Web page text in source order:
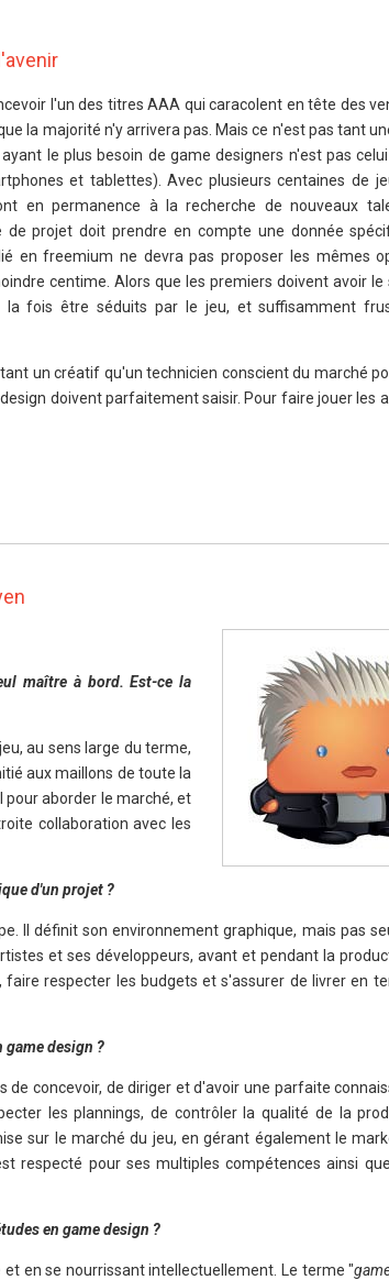
l'un des titres AAA qui caracolent en tête des
la majorité n'y arrivera pas. Mais ce n'est pas tant
le plus besoin de game designers n'est pas
et tablettes). Avec plusieurs centaines de
en permanence à la recherche de nouveaux
projet doit prendre en compte une donnée
en freemium ne devra pas proposer les mêmes
centime. Alors que les premiers doivent avoir
la fois être séduits par le jeu, et suffisamment
un créatif qu'un technicien conscient du marché
doivent parfaitement saisir. Pour faire jouer les
maître à bord. Est-ce la
au sens large du terme,
aux maillons de toute la
pour aborder le marché, et
collaboration avec les
d'un projet ?
Il définit son environnement graphique, mais pas
et ses développeurs, avant et pendant la
respecter les budgets et s'assurer de livrer en
game design ?
concevoir, de diriger et d'avoir une parfaite
les plannings, de contrôler la qualité de la
sur le marché du jeu, en gérant également le
respecté pour ses multiples compétences ainsi
en game design ?
en se nourrissant intellectuellement. Le terme "